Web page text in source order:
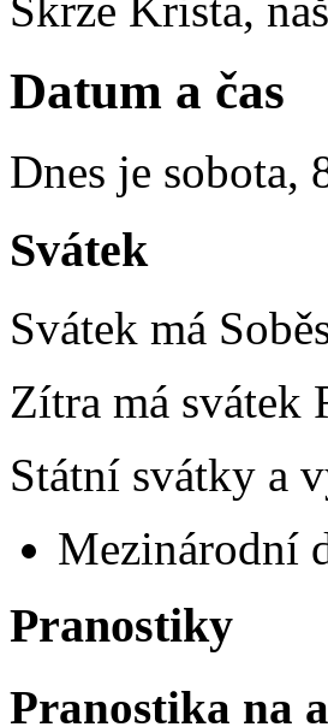
Skrze Krista,
Datum a čas
Dnes je sobota,
Svátek
Svátek má
Zítra má svátek
Státní svátky a
Mezinárodní
Pranostiky
Pranostika na